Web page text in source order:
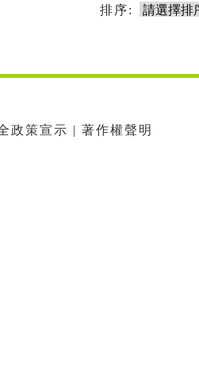
排序:
政策宣示 | 著作權聲明